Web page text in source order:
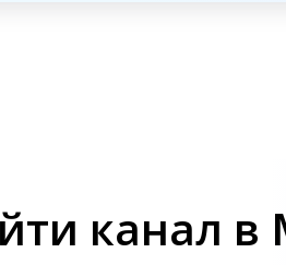
канал в